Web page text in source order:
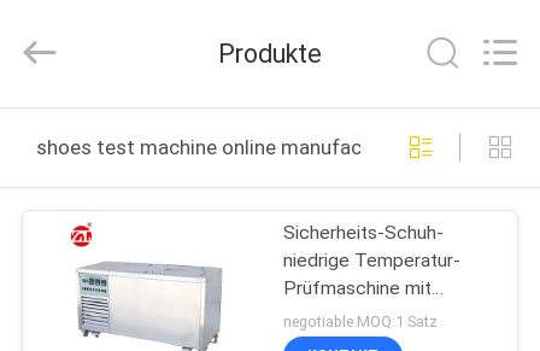
PRODUKTE
VIDEOS
Ltd..
Reserved.
Produkte
shoes test machine online manufacture
Sicherheits-Schuh-
niedrige Temperatur-
Prüfmaschine mit
automatischem
entfrosten Funktion
negotiable MOQ:1 Satz